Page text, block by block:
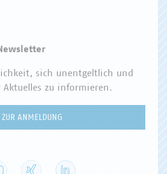
sich unentgeltlich und
zu informieren.
ZUR ANMELDUNG
YouTube